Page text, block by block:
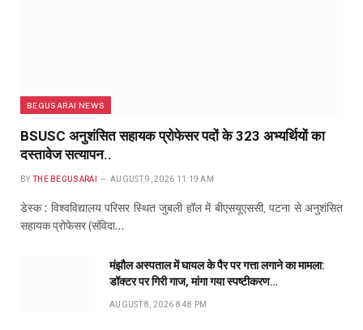
BEGUSARAI NEWS
BSUSC अनुशंसित सहायक प्रोफेसर पदों के 323 अभ्यर्थियों का
दस्तावेज सत्यापन..
BY THE BEGUSARAI AUGUST 9, 2026 11:19 AM
डेस्क : विश्वविद्यालय परिसर स्थित जुबली हॉल में बीएसयूएससी, पटना से अनुशंसित
सहायक प्रोफेसर (संविदा…
मंझौल अस्पताल में घायल के पैर पर गत्ता लगाने का मामला:
डॉक्टर पर गिरी गाज, मांगा गया स्पष्टीकरण…
AUGUST 8, 2026 8:48 PM